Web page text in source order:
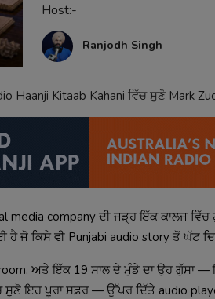
Host:-
Ranjodh Singh
Kitaab Kahani ਵਿੱਚ ਸੁਣੋ Mark
company ਦੀ ਜੜ੍ਹ ਇੱਕ ਕਾਲਜ ਵਿੱਚ
ਹੈ ਜੋ ਕਿਸੇ ਵੀ Punjabi audio story ਤੋਂ ਘੱਟ
ਅਤੇ ਇੱਕ 19 ਸਾਲ ਦੇ ਮੁੰਡੇ ਦਾ ਉਹ ਗੁੱਸਾ —
ਸੁਣੋ ਇਹ ਪੂਰਾ ਸਫ਼ਰ — ਉੱਪਰ ਦਿੱਤੇ audio